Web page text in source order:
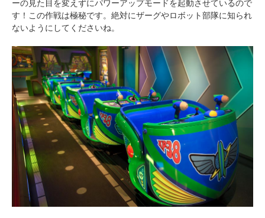
す！この作戦は極秘です。絶対にザーグやロボット部隊に知られ
ないようにしてくださいね。